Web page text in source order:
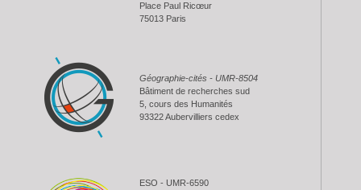
Place Paul Ricœur
75013 Paris
Géographie-cités - UMR-8504
Bâtiment de recherches sud
5, cours des Humanités
93322 Aubervilliers cedex
ESO - UMR-6590